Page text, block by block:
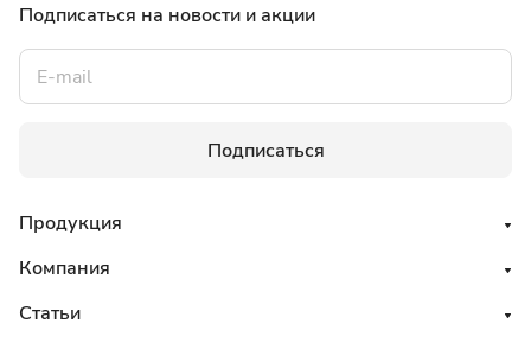
Подписаться на новости и акции
Подписаться
Продукция
Компания
Статьи